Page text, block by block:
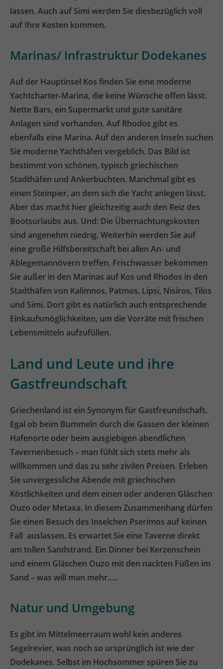
lassen. Auch auf Simi werden Sie diesbezüglich voll
auf Ihre Kosten kommen.
Marinas/ Infrastruktur Dodekanes
Auf der Hauptinsel Kos finden Sie eine moderne
Yachtcharter-Marina, die keine Wünsche offen lässt.
Nette Bars, ein Supermarkt und gute sanitäre
Anlagen sind vorhanden. Auf Rhodos gibt es
ebenfalls eine Marina. Auf den anderen Inseln suchen
Sie moderne Yachthäfen vergeblich. Das Bild ist
bestimmt von schönen, typisch griechischen
Stadthäfen und Ankerbuchten. Manchmal gibt es
einen Steinpier, an dem sich die Yacht anlegen lässt.
Aber das macht hier gleichzeitig auch den Reiz des
Bootsurlaubs aus. Und: Die Übernachtungskosten
sind angenehm niedrig. Weiterhin werden Sie auf
eine große Hilfsbereitschaft bei allen An- und
Ablegemannövern treffen. Frischwasser bekommen
Sie außer in den Marinas auf Kos und Rhodos in den
Stadthäfen von Kalimnos, Patmos, Lipsi, Nisiros, Tilos
und Simi. Dort gibt es natürlich auch entsprechende
Einkaufsmöglichkeiten, um die Vorräte mit frischen
Lebensmitteln aufzufüllen.
Land und Leute und ihre
Gastfreundschaft
Griechenland ist ein Synonym für Gastfreundschaft.
Egal ob beim Bummeln durch die Gassen der kleinen
Hafenorte oder beim ausgiebigen abendlichen
Tavernenbesuch – man fühlt sich stets mehr als
willkommen und das zu sehr zivilen Preisen. Erleben
Sie unvergessliche Abende mit griechischen
Köstlichkeiten und dem einen oder anderen Gläschen
Ouzo oder Metaxa. In diesem Zusammenhang dürfen
Sie einen Besuch des Inselchen Pserimos auf keinen
Fall auslassen. Es erwartet Sie eine Taverne direkt
am tollen Sandstrand. Ein Dinner bei Kerzenschein
und einem Gläschen Ouzo mit den nackten Füßen im
Sand – was will man mehr…..
Natur und Umgebung
Es gibt im Mittelmeerraum wohl kein anderes
Segelrevier, was noch so ursprünglich ist wie der
Dodekanes. Selbst im Hochsommer spüren Sie zu